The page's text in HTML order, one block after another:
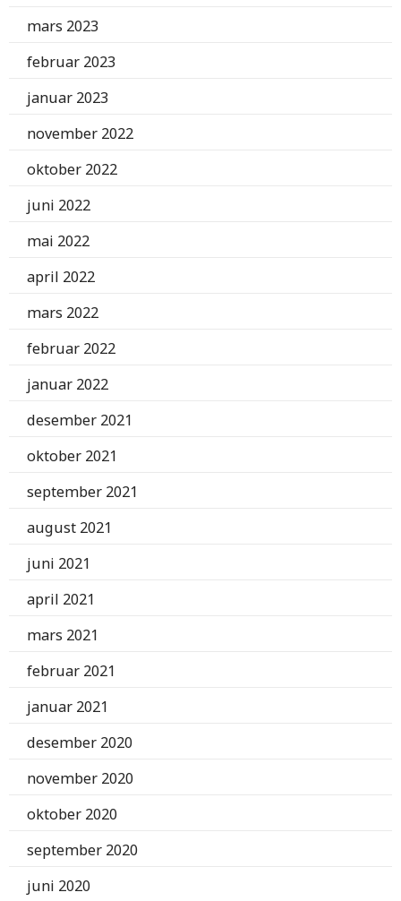
mars 2023
februar 2023
januar 2023
november 2022
oktober 2022
juni 2022
mai 2022
april 2022
mars 2022
februar 2022
januar 2022
desember 2021
oktober 2021
september 2021
august 2021
juni 2021
april 2021
mars 2021
februar 2021
januar 2021
desember 2020
november 2020
oktober 2020
september 2020
juni 2020